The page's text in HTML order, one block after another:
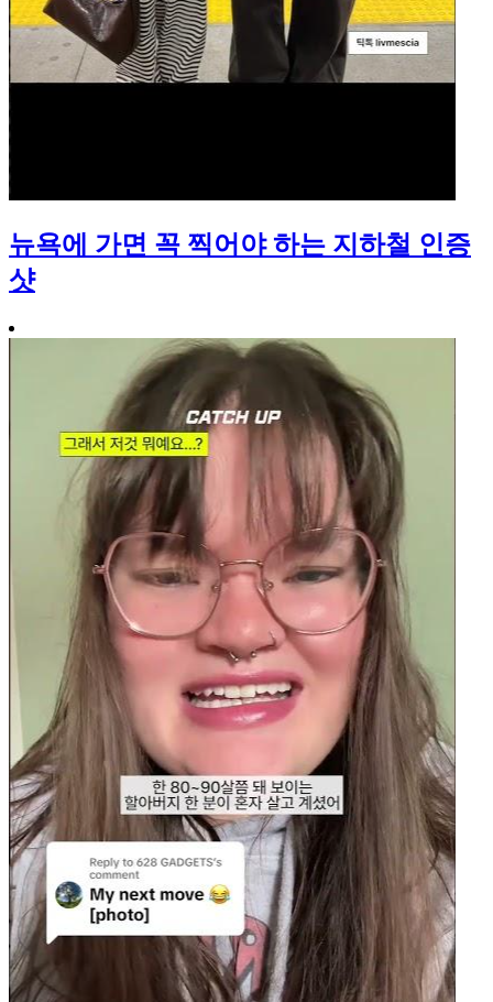
뉴욕에 가면 꼭 찍어야 하는 지하철 인증
샷